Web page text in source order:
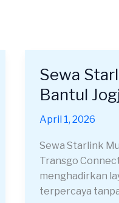
Sewa
Bantul
April 1, 2026
Sewa Starlink
Transgo
menghadirkan
terpercaya
Sewa
Starlink
Gen2
Sewon
Jogja
Termurah